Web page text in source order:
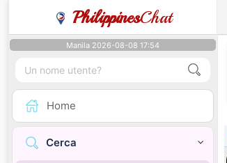
PhilippinesChat
Manila 2026-08-08 17:54
Home
Cerca